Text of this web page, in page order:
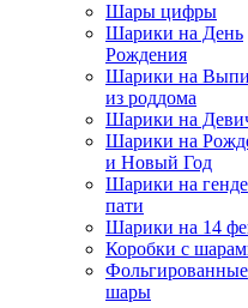
Шары цифры
Шарики на День
Рождения
Шарики на
из роддома
Шарики на
Шарики на
и Новый Год
Шарики на
пати
Шарики на 14
Коробки с
Фольгированные
шары